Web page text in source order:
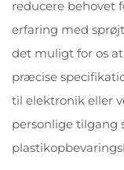
reducere behovet
erfaring med
det muligt for os
præcise
til elektronik eller
personlige tilgang